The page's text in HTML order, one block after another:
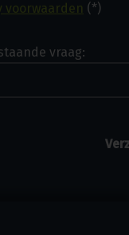
voorwaarden (*)
vraag: